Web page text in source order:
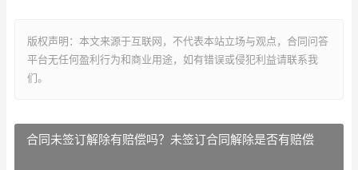
版权声明：本文来源于互联网，不代表本站立场与观点，合同问答
平台无任何盈利行为和商业用途，如有错误或侵犯利益请联系我
们。
合同未签订解除有赔偿吗？未签订合同解除是否有赔偿